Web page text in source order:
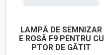
LAMPĂ DE SEMNIZAR
E ROSĂ F9 PENTRU CU
PTOR DE GĂTIT